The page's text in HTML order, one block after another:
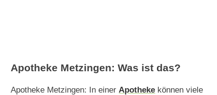
Apotheke Metzingen: Was ist das?
Apotheke Metzingen: In einer Apotheke können viele